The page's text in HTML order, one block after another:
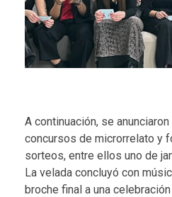
A continuación, se
concursos de microrrelato y
sorteos, entre ellos uno de
La velada concluyó con
broche final a una